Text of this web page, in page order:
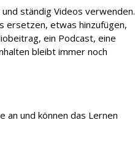
ständig Videos verwenden.
ersetzen, etwas hinzufügen,
ein Podcast, eine
bleibt immer noch
an und können das Lernen